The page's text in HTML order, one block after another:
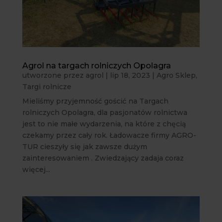
Agrol na targach rolniczych Opolagra
utworzone przez agrol | lip 18, 2023 | Agro Sklep,
Targi rolnicze
Mieliśmy przyjemność gościć na Targach
rolniczych Opolagra, dla pasjonatów rolnictwa
jest to nie małe wydarzenia, na które z chęcią
czekamy przez cały rok. Ładowacze firmy AGRO-
TUR cieszyły się jak zawsze dużym
zainteresowaniem . Zwiedzający zadaja coraz
więcej...